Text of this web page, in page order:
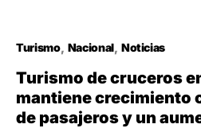
Turismo Nacional Noticias
Turismo de cruceros
mantiene crecimiento
de pasajeros y un